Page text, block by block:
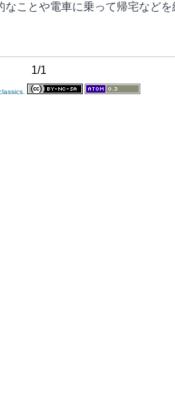
ことや電車に乗って帰宅などを
1/1